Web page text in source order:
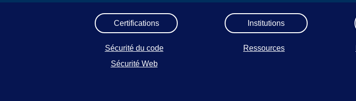
Certifications
Sécurité du code
Sécurité Web
Institutions
Ressources